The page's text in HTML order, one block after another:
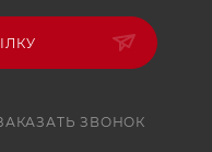
ЗВОНОК